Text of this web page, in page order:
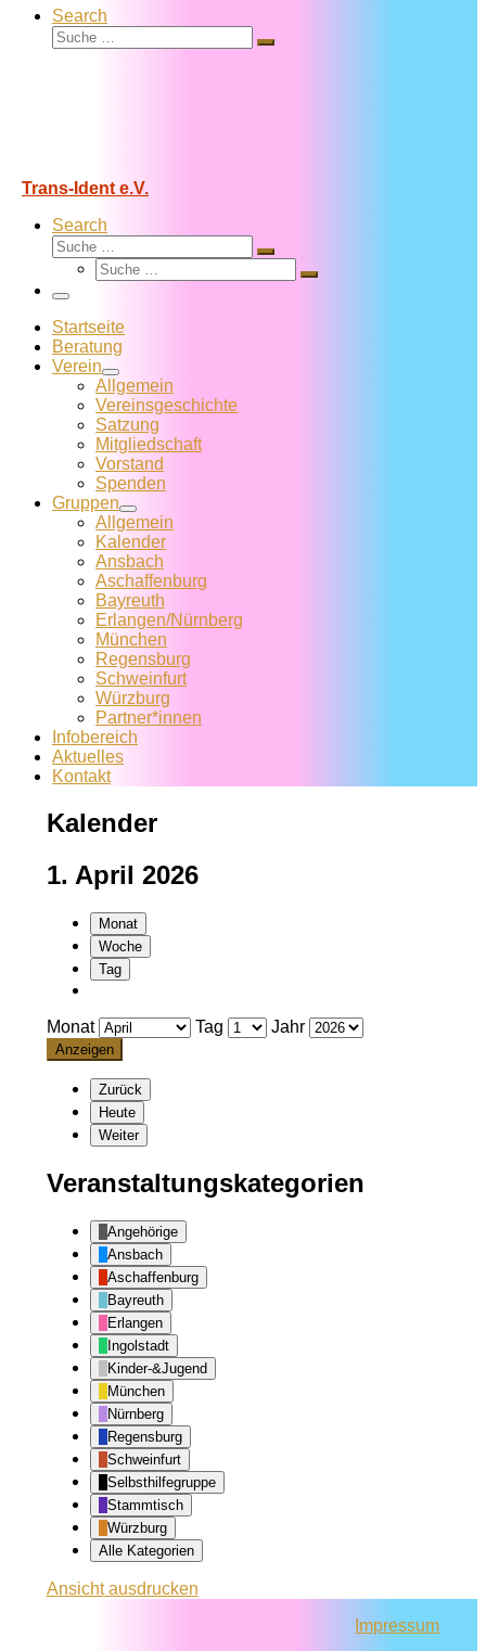
Search
Suche
Suche
Trans-Ident e.V.
Search
Suche
Suche
Suche
Suche
Menü
Startseite
Beratung
Verein
Allgemein
Vereins­geschichte
Satzung
Mitglied­schaft
Vorstand
Spenden
Gruppen
Allgemein
Kalender
Ansbach
Aschaffenburg
Bayreuth
Erlangen/Nürnberg
München
Regensburg
Schweinfurt
Würzburg
Partner*innen
Infobereich
Aktuelles
Kontakt
Kalender
1. April 2026
Monat
Woche
Tag
Monat Tag Jahr
Zurück
Heute
Weiter
Veranstaltungskategorien
Angehörige
Ansbach
Aschaffenburg
Bayreuth
Erlangen
Ingolstadt
Kinder-&Jugend
München
Nürnberg
Regensburg
Schweinfurt
Selbsthilfegruppe
Stammtisch
Würzburg
Alle Kategorien
Ansichtausdrucken
Impressum